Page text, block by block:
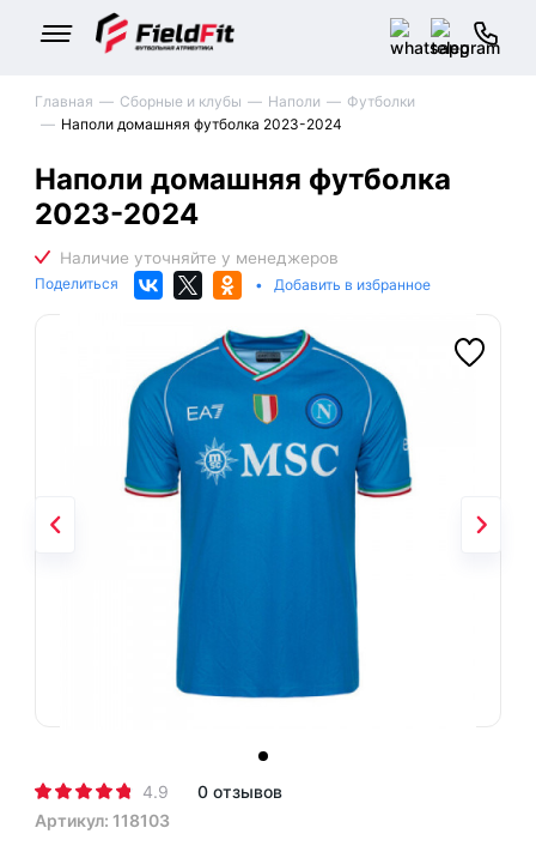
Главная Сборные и клубы Наполи
Футболки
Наполи домашняя футболка 2023-2024
Наполи домашняя футболка
2023-2024
Поделиться • Добавить в избранное
4.9
0 отзывов
Артикул: 118103